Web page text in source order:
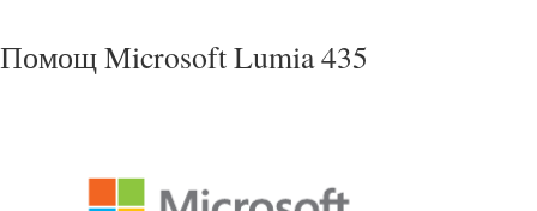
Помощ Microsoft Lumia 435